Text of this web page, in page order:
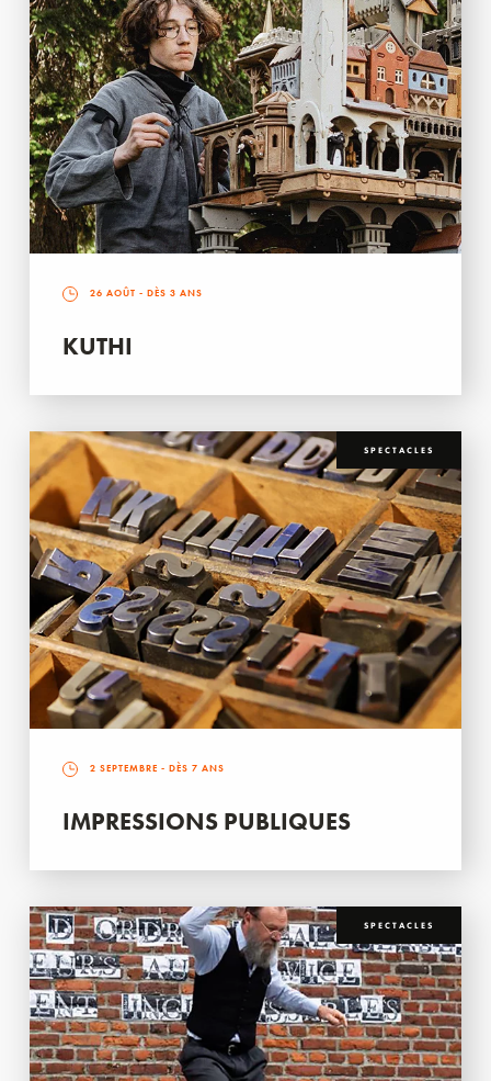
26 AOÛT - DÈS 3 ANS
KUTHI
SPECTACLES
2 SEPTEMBRE - DÈS 7 ANS
IMPRESSIONS PUBLIQUES
SPECTACLES